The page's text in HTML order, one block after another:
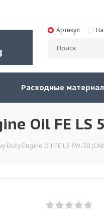
Артикул
Расходные
Oil FE LS
Duty Engine Oil FE LS 5W-30